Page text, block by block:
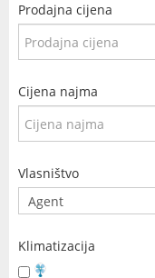
Prodajna cijena
Cijena najma
Vlasništvo
Klimatizacija